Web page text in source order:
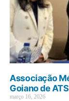
Associação
Goiano de ATS
março 16, 2026